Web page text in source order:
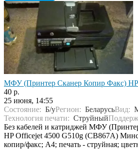
МФУ (Принтер Сканер Копир Факс) HP
40 р.
25 июня, 14:55
Состояние: Б/уРегион: БеларусьВид:
Технология печати: Струйный
Без кабелей и катриджей МФУ
HP Officejet 4500 G510g (CB867A)
копир/факс; A4; печать - струйная;